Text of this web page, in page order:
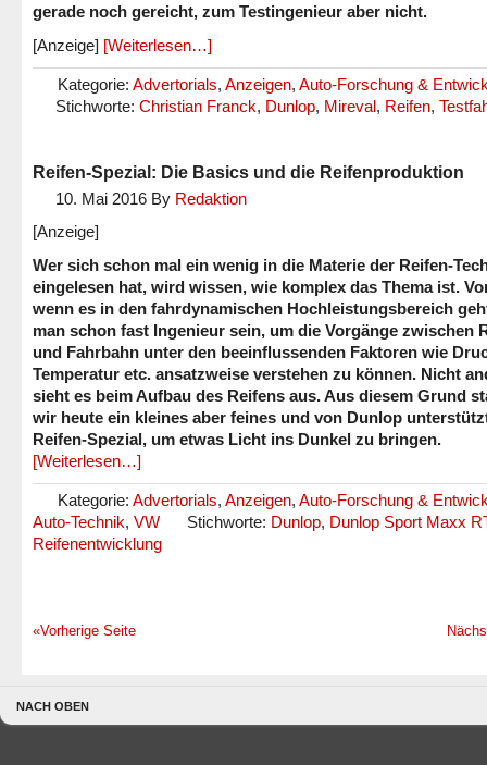
gerade noch gereicht, zum Testingenieur aber nicht.
[Anzeige] [Weiterlesen…]
Kategorie: Advertorials, Anzeigen, Auto-Forschung &
Stichworte: Christian Franck, Dunlop, Mireval, Reifen,
Reifen-Spezial: Die Basics und die Reifenproduktion
10. Mai 2016 By Redaktion
[Anzeige]
Wer sich schon mal ein wenig in die Materie der Reifen-
eingelesen hat, wird wissen, wie komplex das Thema ist.
wenn es in den fahrdynamischen Hochleistungsbereich
man schon fast Ingenieur sein, um die Vorgänge zwischen
und Fahrbahn unter den beeinflussenden Faktoren wie
Temperatur etc. ansatzweise verstehen zu können. Nicht
sieht es beim Aufbau des Reifens aus. Aus diesem Grund
wir heute ein kleines aber feines und von Dunlop
Reifen-Spezial, um etwas Licht ins Dunkel zu bringen.
[Weiterlesen…]
Kategorie: Advertorials, Anzeigen, Auto-Forschung &
Auto-Technik, VW Stichworte: Dunlop, Dunlop Sport Maxx
Reifenentwicklung
«Vorherige Seite
NACH OBEN